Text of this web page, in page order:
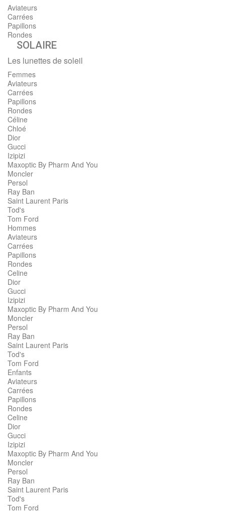
Aviateurs
Carrées
Papillons
Rondes
SOLAIRE
Les lunettes de soleil
Femmes
Aviateurs
Carrées
Papillons
Rondes
Céline
Chloé
Dior
Gucci
Izipizi
Maxoptic By Pharm And You
Moncler
Persol
Ray Ban
Saint Laurent Paris
Tod's
Tom Ford
Hommes
Aviateurs
Carrées
Papillons
Rondes
Celine
Dior
Gucci
Izipizi
Maxoptic By Pharm And You
Moncler
Persol
Ray Ban
Saint Laurent Paris
Tod's
Tom Ford
Enfants
Aviateurs
Carrées
Papillons
Rondes
Celine
Dior
Gucci
Izipizi
Maxoptic By Pharm And You
Moncler
Persol
Ray Ban
Saint Laurent Paris
Tod's
Tom Ford